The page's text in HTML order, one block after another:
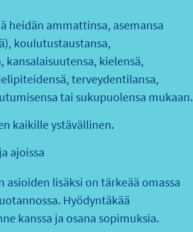
heidän ammattinsa, asemansa
koulutustaustansa,
kansalaisuutensa, kielensä,
terveydentilansa,
tai sukupuolensa mukaan.
kaikille ystävällinen.
ajoissa
lisäksi on tärkeää omassa
Hyödyntäkää
kanssa ja osana sopimuksia.